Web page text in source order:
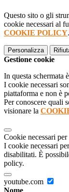
Questo sito o gli
cookie necessari al
COOKIE POLICY.
Personalizza
Gestione cookie
In questa schermata
I cookie necessari
piattaforma e non è
Per conoscere quali
visionare la
Cookie necessari
I cookie necessari
disabilitati. È
policy.
youtube.com
Nome